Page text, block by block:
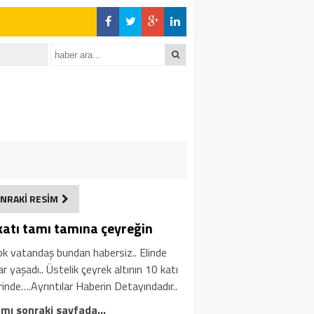
RESİM
tamı tamına çeyreğin
vatandaş bundan habersiz.. Elinde
yaşadı.. Üstelik çeyrek altının 10 katı
Haberin Detayındadır..
sonraki sayfada…